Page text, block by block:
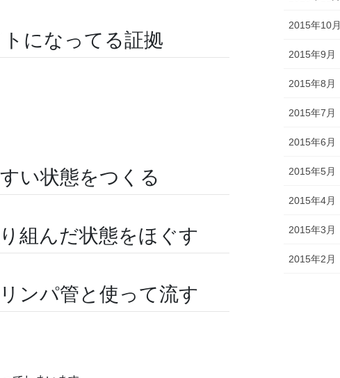
になってる証拠
い状態をつくる
組んだ状態をほぐす
ンパ管と使って流す
2015年10月
2015年9月
2015年8月
2015年7月
2015年6月
2015年5月
2015年4月
2015年3月
2015年2月